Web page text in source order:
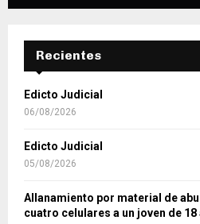
Recientes
Edicto Judicial
06/08/2026
Edicto Judicial
05/08/2026
Allanamiento por material de
cuatro celulares a un joven de 18